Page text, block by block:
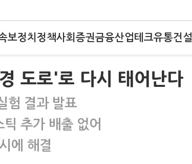
보정치 정책사회 증권금융산업테크유통건설
도로'로 다시 태어난다
험 결과 발표
추가 배출 없어
에 해결